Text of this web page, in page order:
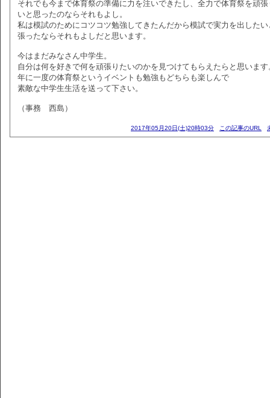
それでも今まで体育祭の準備に力を注いできたし、全力で体育祭を頑張
いと思ったのならそれもよし。
私は模試のためにコツコツ勉強してきたんだから模試で実力を出したい
張ったならそれもよしだと思います。
今はまだみなさん中学生。
自分は何を好きで何を頑張りたいのかを見つけてもらえたらと思います
年に一度の体育祭というイベントも勉強もどちらも楽しんで
素敵な中学生生活を送って下さい。
（事務 西島）
2017年05月20日(土)20時03分 この記事のURL